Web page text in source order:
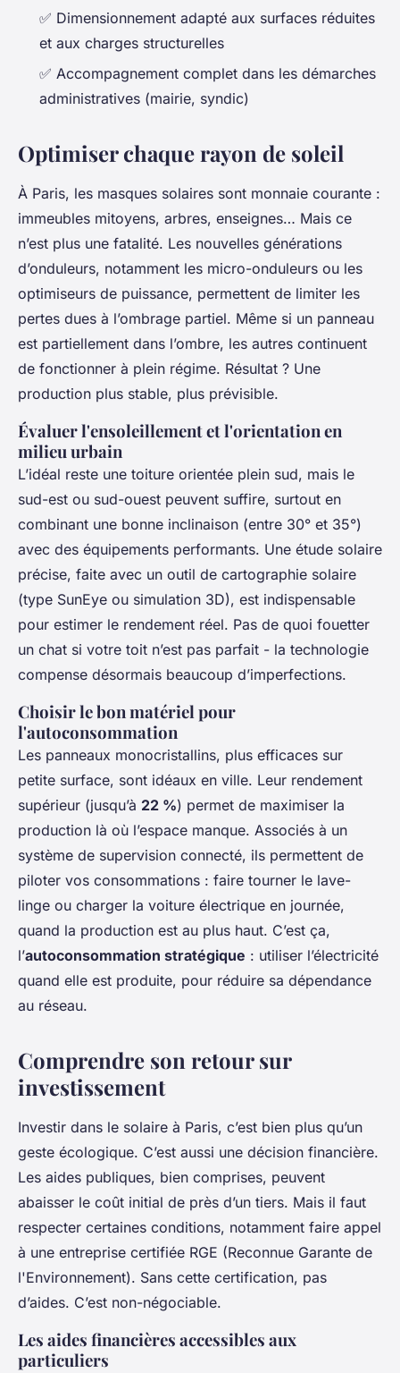
✅ Dimensionnement adapté aux surfaces réduites
et aux charges structurelles
✅ Accompagnement complet dans les démarches
administratives (mairie, syndic)
Optimiser chaque rayon de soleil
À Paris, les masques solaires sont monnaie courante :
immeubles mitoyens, arbres, enseignes… Mais ce
n’est plus une fatalité. Les nouvelles générations
d’onduleurs, notamment les micro-onduleurs ou les
optimiseurs de puissance, permettent de limiter les
pertes dues à l’ombrage partiel. Même si un panneau
est partiellement dans l’ombre, les autres continuent
de fonctionner à plein régime. Résultat ? Une
production plus stable, plus prévisible.
Évaluer l'ensoleillement et l'orientation en
milieu urbain
L’idéal reste une toiture orientée plein sud, mais le
sud-est ou sud-ouest peuvent suffire, surtout en
combinant une bonne inclinaison (entre 30° et 35°)
avec des équipements performants. Une étude solaire
précise, faite avec un outil de cartographie solaire
(type SunEye ou simulation 3D), est indispensable
pour estimer le rendement réel. Pas de quoi fouetter
un chat si votre toit n’est pas parfait - la technologie
compense désormais beaucoup d’imperfections.
Choisir le bon matériel pour
l'autoconsommation
Les panneaux monocristallins, plus efficaces sur
petite surface, sont idéaux en ville. Leur rendement
supérieur (jusqu’à 22 %) permet de maximiser la
production là où l’espace manque. Associés à un
système de supervision connecté, ils permettent de
piloter vos consommations : faire tourner le lave-
linge ou charger la voiture électrique en journée,
quand la production est au plus haut. C’est ça,
l’autoconsommation stratégique : utiliser l’électricité
quand elle est produite, pour réduire sa dépendance
au réseau.
Comprendre son retour sur
investissement
Investir dans le solaire à Paris, c’est bien plus qu’un
geste écologique. C’est aussi une décision financière.
Les aides publiques, bien comprises, peuvent
abaisser le coût initial de près d’un tiers. Mais il faut
respecter certaines conditions, notamment faire appel
à une entreprise certifiée RGE (Reconnue Garante de
l'Environnement). Sans cette certification, pas
d’aides. C’est non-négociable.
Les aides financières accessibles aux
particuliers